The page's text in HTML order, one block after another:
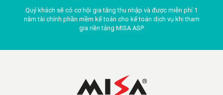
Quý khách sẽ có cơ hội gia tăng thu nhập và được miễn phí 1
năm tài chính phần mềm kế toán cho kế toán dịch vụ khi tham
gia nền tảng MISA ASP